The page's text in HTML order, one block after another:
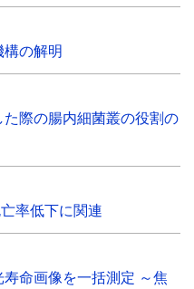
の解明
際の腸内細菌叢の役割の
率低下に関連
命画像を一括測定 ～焦